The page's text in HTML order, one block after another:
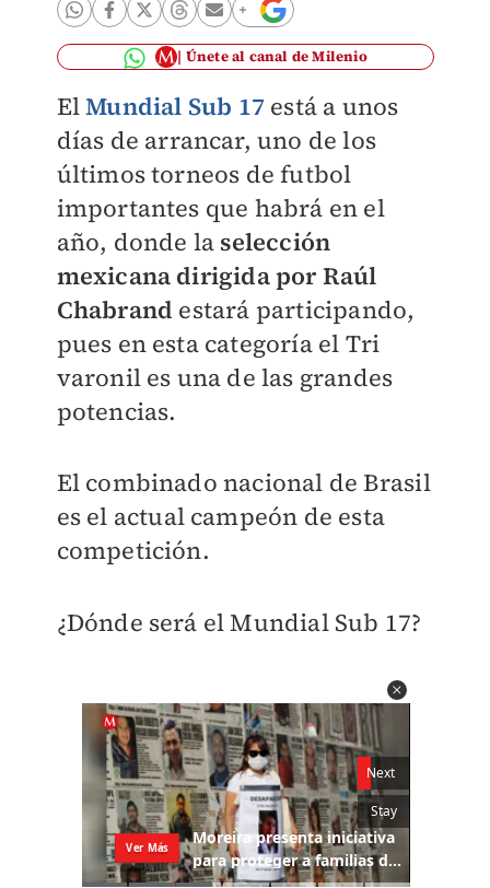
Únete al canal de Milenio
ElMundial Sub 17 está a unos
días de arrancar, uno de los
últimos torneos de futbol
importantes que habrá en el
año, donde la selección
mexicana dirigida por Raúl
Chabrand estará participando,
pues en esta categoría el Tri
varonil es una de las grandes
potencias.
El combinado nacional de Brasil
es el actual campeón de esta
competición.
¿Dónde será el Mundial Sub 17?